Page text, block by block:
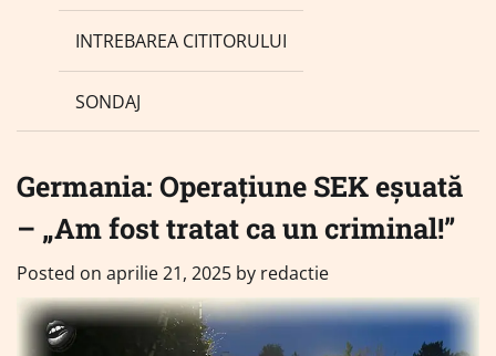
INTREBAREA CITITORULUI
SONDAJ
Germania: Operațiune SEK eșuată
– „Am fost tratat ca un criminal!”
Posted on aprilie 21, 2025 by redactie